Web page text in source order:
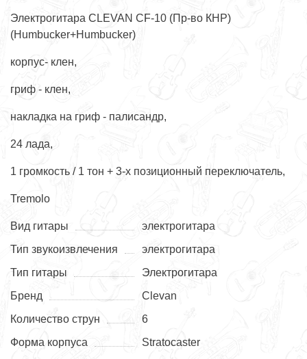
Электрогитара CLEVAN CF-10 (Пр-во КНР)
(Humbucker+Humbucker)
корпус- клен,
гриф - клен,
накладка на гриф - палисандр,
24 лада,
1 громкость / 1 тон + 3-х позиционный переключатель,
Tremolo
Вид гитары
электрогитара
Тип звукоизвлечения
электрогитара
Тип гитары
Электрогитара
Бренд
Clevan
Количество струн
6
Форма корпуса
Stratocaster